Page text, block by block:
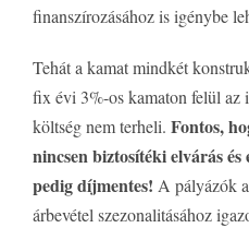
finanszírozásához is igénybe
Tehát a kamat mindkét
fix évi 3%-os kamaton felül az
költség nem terheli. Fontos,
nincsen biztosítéki elvárás
pedig díjmentes! A pályázók
árbevétel szezonalitásához